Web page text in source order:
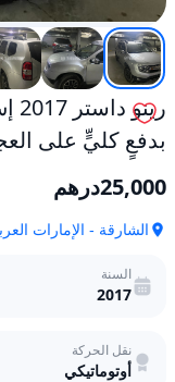
بدفعٍ كليٍّ على
25,000درهم
الشارقة - الإمارات
السنة
2017
نقل الحركة
أوتوماتيكي